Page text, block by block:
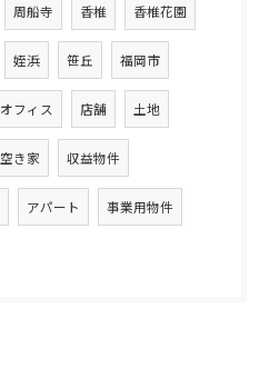
周船寺 香椎 香椎花園
姪浜 笹丘 福岡市
オフィス 店舗 土地
空き家 収益物件
アパート 事業用物件